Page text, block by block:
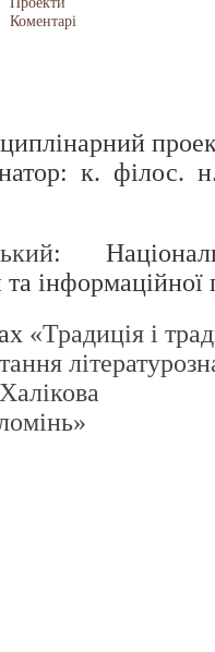
Коментарі
к. філос.
:
та
«Традиція і